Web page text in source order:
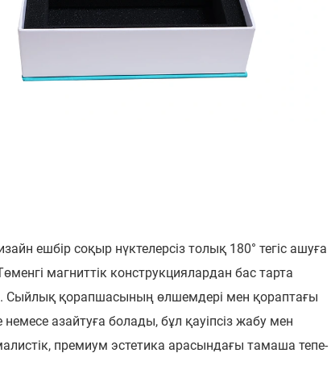
ешбір соқыр нүктелерсіз толық 180° тегіс ашуға
магниттік конструкциялардан бас тарта
Сыйлық қорапшасының өлшемдері мен қораптағы
азайтуға болады, бұл қауіпсіз жабу мен
премиум эстетика арасындағы тамаша тепе-